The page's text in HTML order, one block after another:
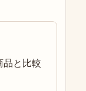
品と比較